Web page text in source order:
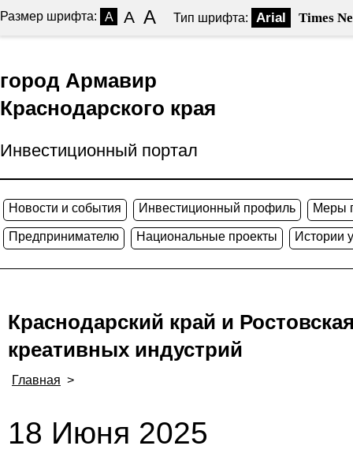
Размер шрифта: A A A Тип шрифта: Arial Times
город Армавир
Краснодарского края
Инвестиционный портал
Новости и события Инвестиционный профиль Меры
Предпринимателю Национальные проекты Истории
Краснодарский край и
креативных индустрий
Главная >
18 Июня 2025